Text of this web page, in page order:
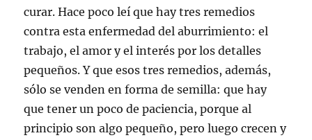
curar. Hace poco leí que hay tres remedios
contra esta enfermedad del aburrimiento: el
trabajo, el amor y el interés por los detalles
pequeños. Y que esos tres remedios, además,
sólo se venden en forma de semilla: que hay
que tener un poco de paciencia, porque al
principio son algo pequeño, pero luego crecen y